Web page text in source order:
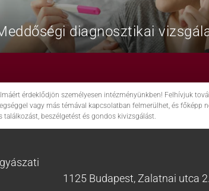
diagnosztikai
érdeklődjön személyesen intézményünkben! Felhívjuk
vagy más témával kapcsolatban felmerülhet, és főképp
beszélgetést és gondos kivizsgálást.
1125 Budapest, Zalatnai utca 2.